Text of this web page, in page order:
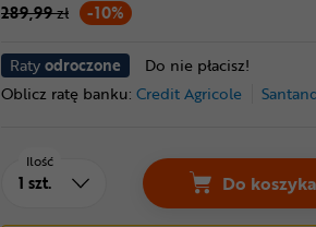
-10%
289,99zł
Ratyodroczone
Do nie płacisz!
Oblicz ratę banku: Credit Agricole
Ilość
Do koszyka